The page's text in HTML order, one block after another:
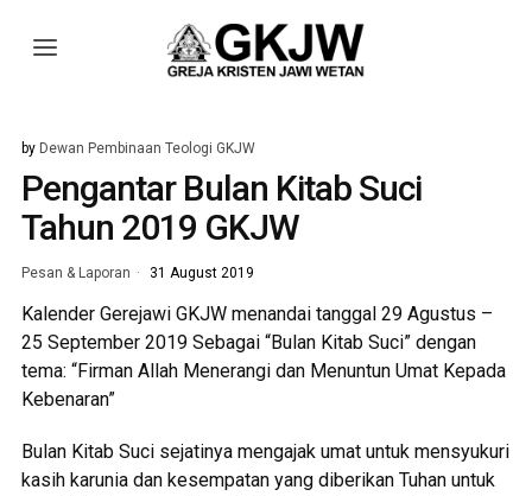
by Dewan Pembinaan Teologi GKJW
Pengantar Bulan Kitab Suci
Tahun 2019 GKJW
Pesan & Laporan 31 August 2019
Kalender Gerejawi GKJW menandai tanggal 29 Agustus –
25 September 2019 Sebagai “Bulan Kitab Suci” dengan
tema: “Firman Allah Menerangi dan Menuntun Umat Kepada
Kebenaran”
Bulan Kitab Suci sejatinya mengajak umat untuk mensyukuri
kasih karunia dan kesempatan yang diberikan Tuhan untuk